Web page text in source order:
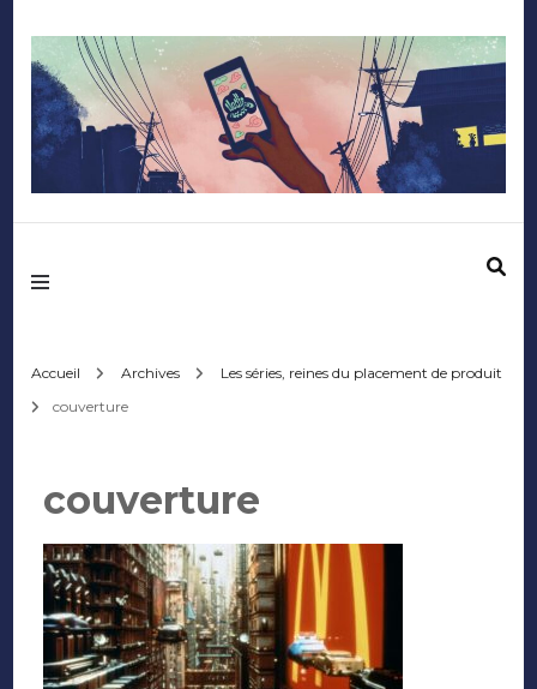
Mediafactory – Le
d'Audencia
Accueil Archives
Les séries, reines du placement de produit
couverture
couverture